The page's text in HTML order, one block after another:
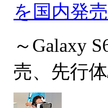
を国内発売
～Galaxy
売、先行